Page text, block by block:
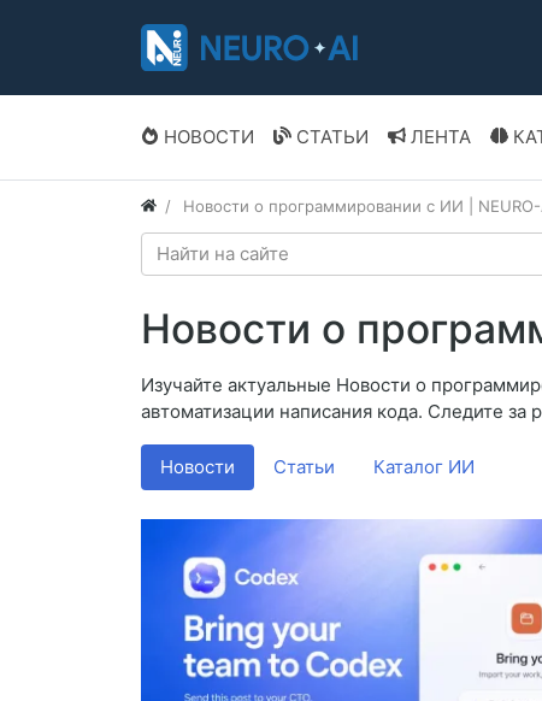
НОВОСТИ СТАТЬИ ЛЕНТА
Новости о программировании с ИИ |
Новости о
Изучайте актуальные Новости о
автоматизации написания кода. Следите за
Новости Статьи Каталог ИИ